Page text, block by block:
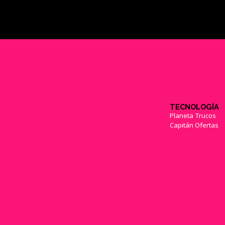
TECNOLOGÍA
Planeta Trucos
Capitán Ofertas